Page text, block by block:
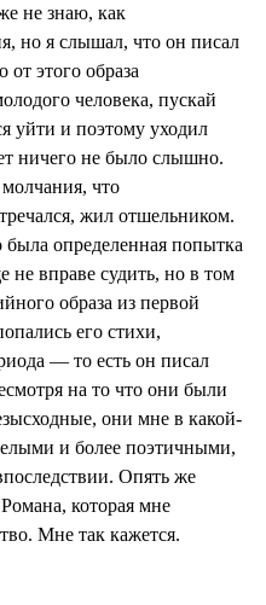
не знаю, как
но я слышал, что он писал
этого образа
человека, пускай
уйти и поэтому уходил
ничего не было слышно.
что
жил отшельником.
определенная попытка
вправе судить, но в том
образа из первой
его стихи,
— то есть он писал
на то что они были
они мне в какой-
и более поэтичными,
Опять же
которая мне
Мне так кажется.